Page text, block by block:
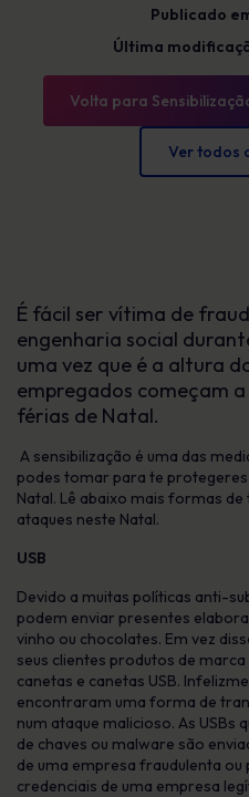
Publicado
Última
Volta para
Ver todos
É fácil ser vítima de
engenharia social
uma vez que é a altura
empregados começam
férias de Natal.
A sensibilização é uma das
podes tomar para te
Natal. Lê abaixo mais formas
ataques neste Natal.
USB
Devido a muitas políticas anti-
podem enviar presentes
vinho ou chocolates. Em vez
seus clientes produtos de
canetas e canetas USB.
encontraram uma forma de
num ataque malicioso. As
de chaves ou malware são
de uma empresa fraudulenta
credenciais de uma empresa